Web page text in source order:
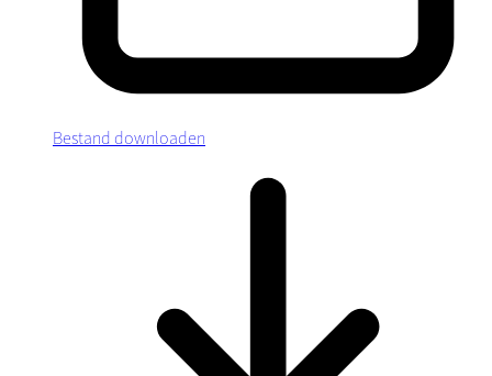
Bestand downloaden